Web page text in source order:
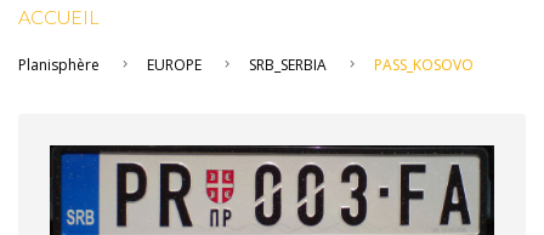
ACCUEIL
Planisphère EUROPE SRB_SERBIA PASS_KOSOVO